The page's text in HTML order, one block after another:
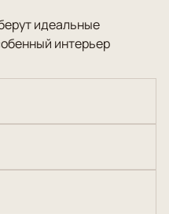
идеальные
интерьер